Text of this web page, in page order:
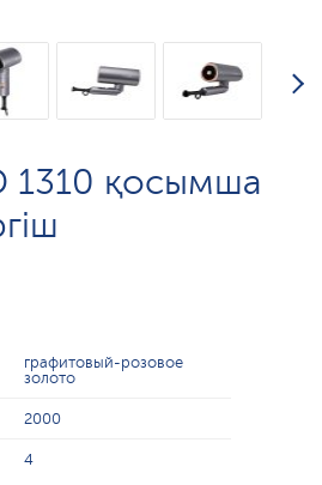
1310 қосымша
графитовый-розовое
золото
2000
4